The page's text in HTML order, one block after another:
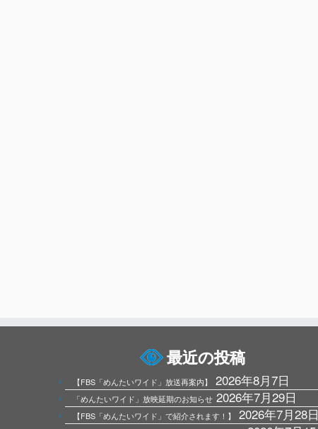
最近の投稿
【FBS「めんたいワイド」放送再案内】 2026年8月7日
「めんたいワイド」放映延期のお知らせ 2026年7月29日
【FBS「めんたいワイド」で紹介されます！】 2026年7月28日